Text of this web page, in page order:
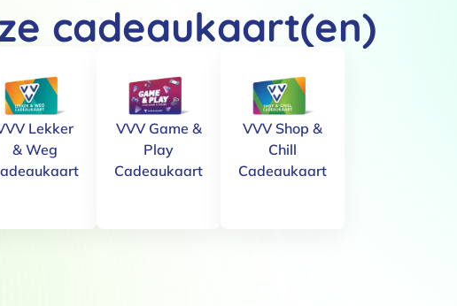
cadeaukaart(en)
Lekker
& Weg
VVV Game &
Play
Cadeaukaart
VVV Shop &
Chill
Cadeaukaart